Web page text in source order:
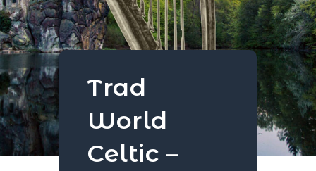
Trad
World
Celtic –